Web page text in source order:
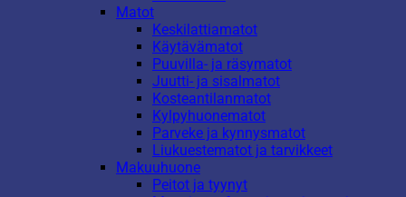
Matot
Keskilattiamatot
Käytävämatot
Puuvilla- ja räsymatot
Juutti- ja sisalmatot
Kosteantilanmatot
Kylpyhuonematot
Parveke ja kynnysmatot
Liukuestematot ja tarvikkeet
Makuuhuone
Peitot ja tyynyt